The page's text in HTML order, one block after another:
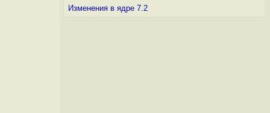
Изменения в ядре 7.2